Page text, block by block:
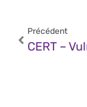
Précédent